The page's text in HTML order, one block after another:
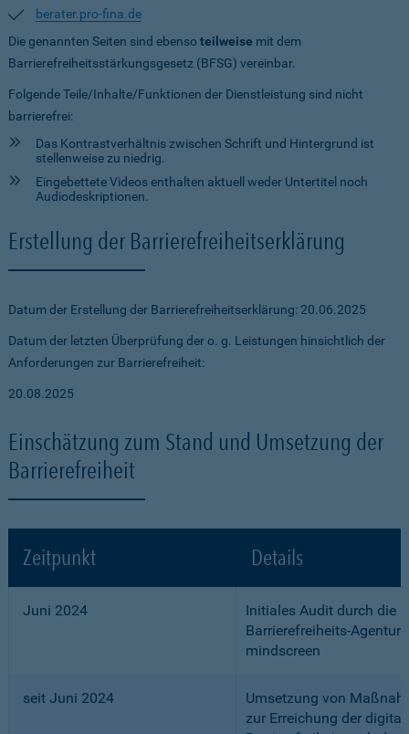
berater.pro-fina.de
Die genannten Seiten sind ebensoteilweise mit dem
Barrierefreiheitsstärkungsgesetz (BFSG) vereinbar.
Folgende Teile/Inhalte/Funktionen der Dienstleistung sind nicht
barrierefrei:
Das Kontrastverhältnis zwischen Schrift und Hintergrund ist
stellenweise zu niedrig.
Eingebettete Videos enthalten aktuell weder Untertitel noch
Audiodeskriptionen.
Erstellung der Barrierefreiheitserklärung
Datum der Erstellung der Barrierefreiheitserklärung: 20.06.2025
Datum der letzten Überprüfung der o. g. Leistungen hinsichtlich der
Anforderungen zur Barrierefreiheit:
20.08.2025
Einschätzung zum Stand und Umsetzung der
Barrierefreiheit
Zeitpunkt Details
Juni 2024
Initiales Audit durch die
Barrierefreiheits-Agentur
mindscreen
seit Juni 2024
Umsetzung von
zur Erreichung der